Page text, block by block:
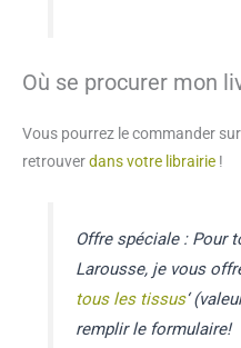
Où se procurer mon
Vous pourrez le commander sur
retrouverdans votre librairie !
Offre spéciale : Pour
Larousse, je vous
tous les tissus‘
remplir le formulaire!